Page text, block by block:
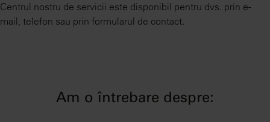
Centrul nostru de servicii este disponibil pentru dvs. prin e-
mail, telefon sau prin formularul de contact.
Am o întrebare despre: